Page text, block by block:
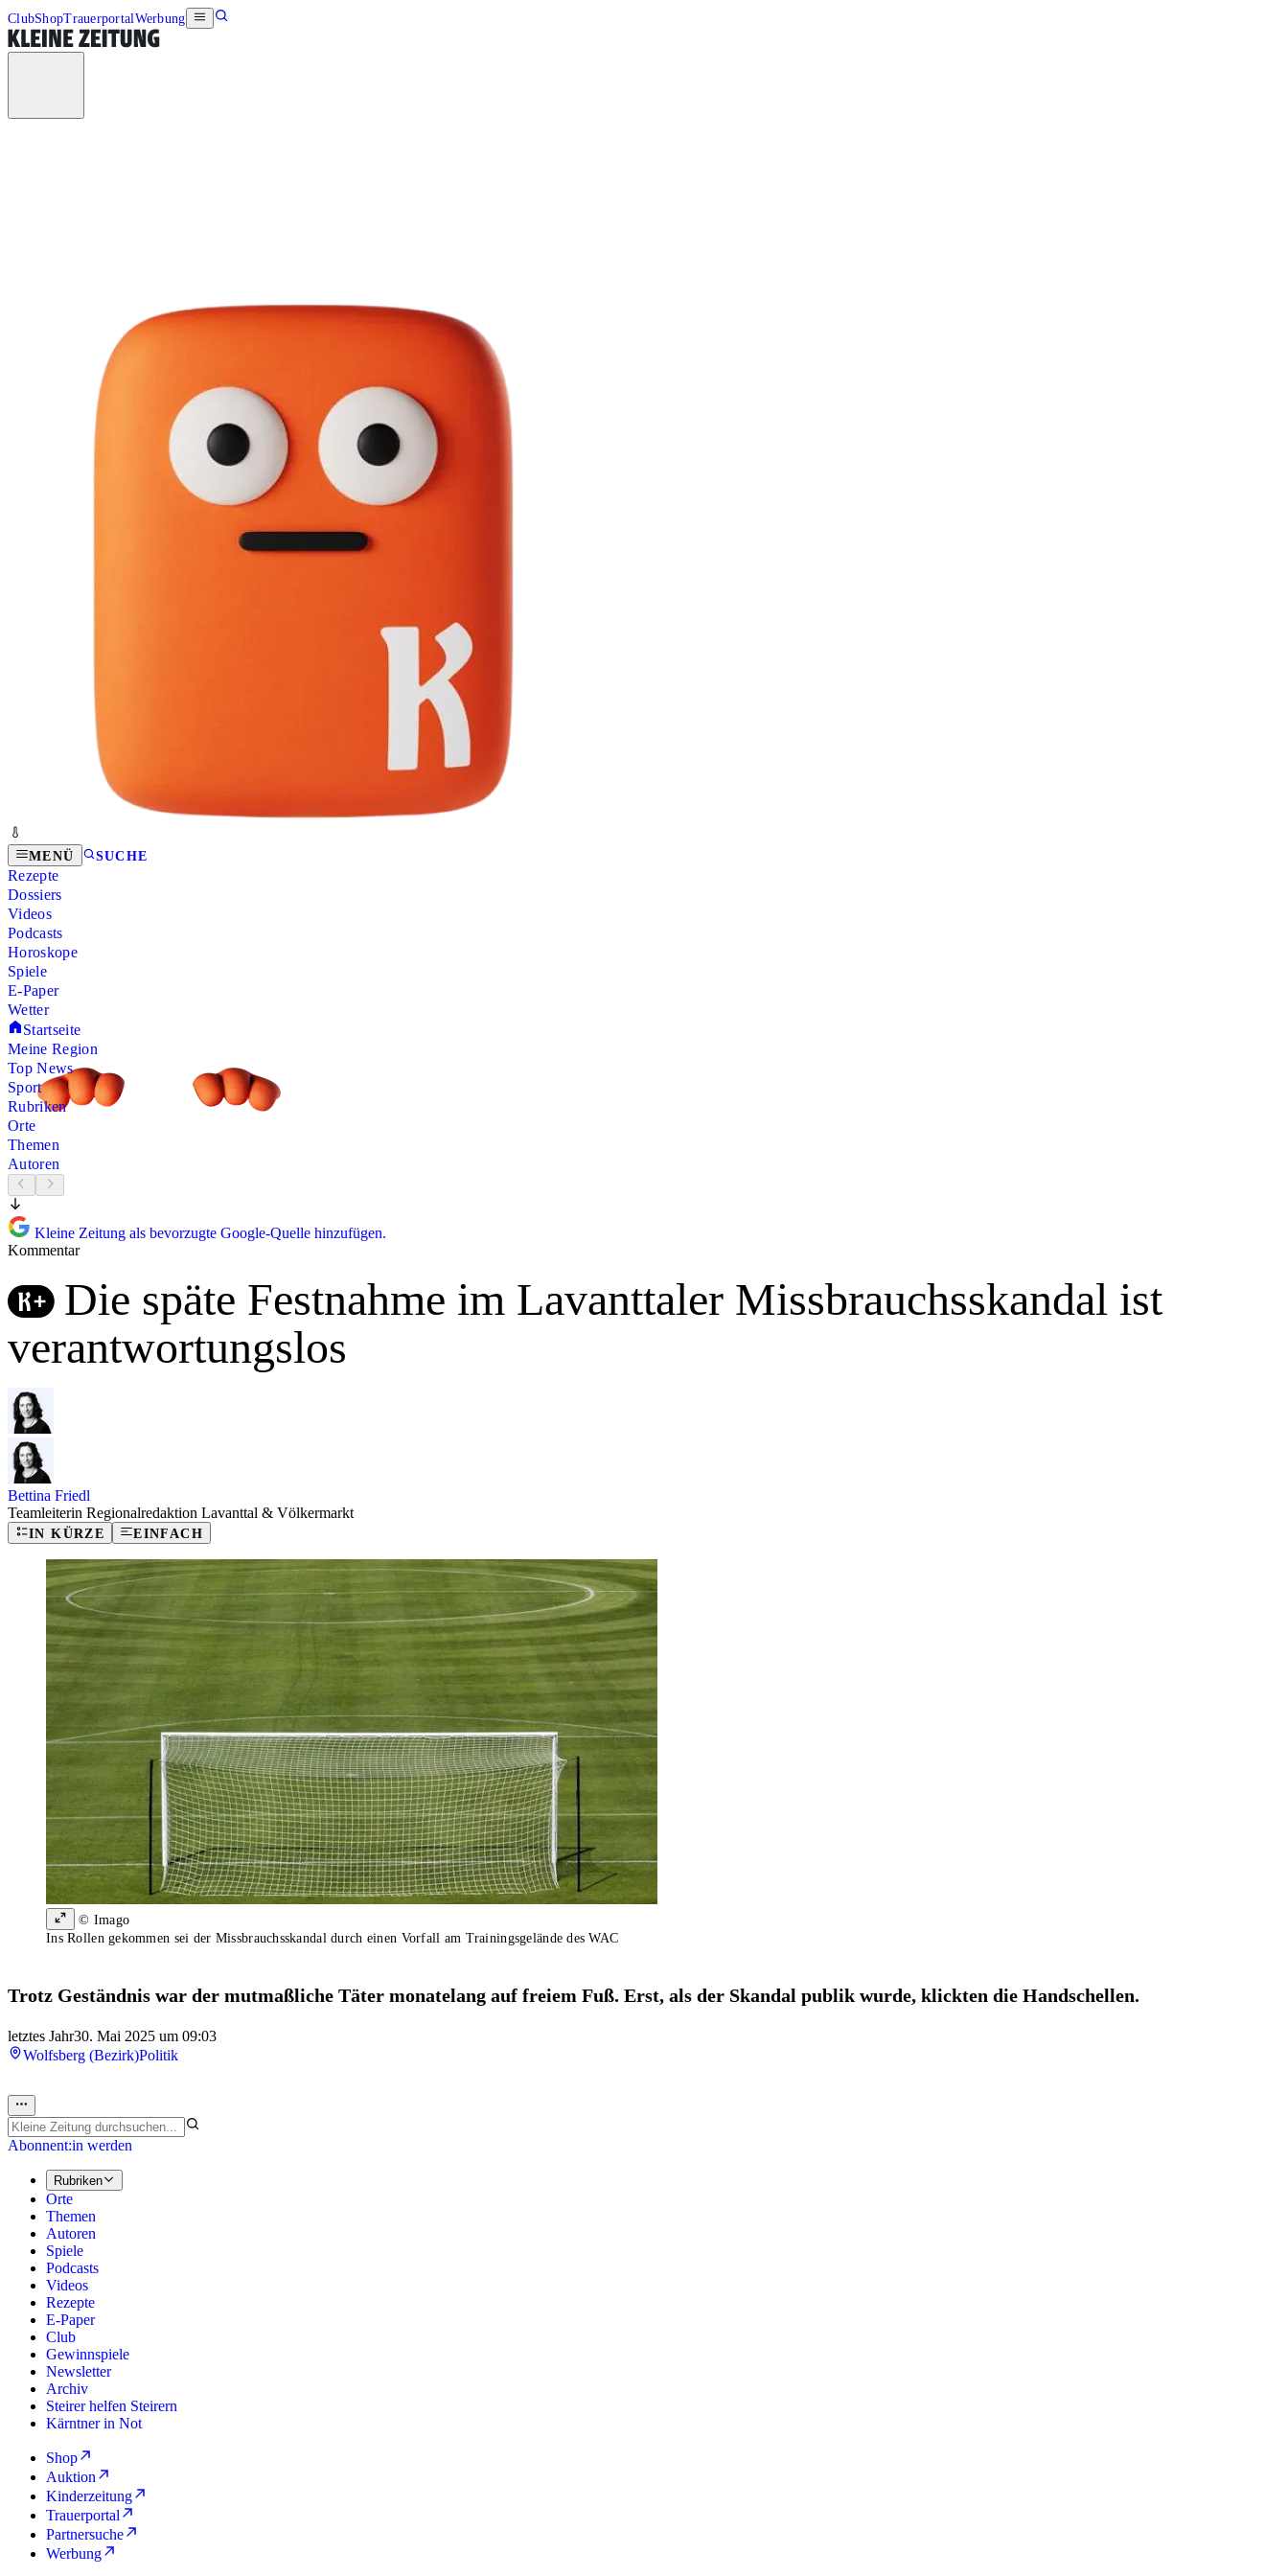
ClubShopTrauerportalWerbung
MENÜ SUCHE
Rezepte
Dossiers
Videos
Podcasts
Horoskope
Spiele
E-Paper
Wetter
Startseite
Meine Region
Top News
Sport
Rubriken
Orte
Themen
Autoren
Kleine Zeitung als bevorzugte Google-Quelle hinzufügen.
Kommentar
Die späte Festnahme im Lavanttaler Missbrauchsskandal ist
verantwortungslos
Bettina Friedl
Teamleiterin Regionalredaktion Lavanttal & Völkermarkt
IN KÜRZE EINFACH
© Imago
Ins Rollen gekommen sei der Missbrauchsskandal durch einen Vorfall am Trainingsgelände des WAC
Trotz Geständnis war der mutmaßliche Täter monatelang auf freiem Fuß. Erst, als der Skandal publik wurde, klickten die Handschellen.
letztes Jahr30. Mai 2025 um 09:03
Wolfsberg (Bezirk)Politik
Abonnent:in werden
Rubriken
Orte
Themen
Autoren
Spiele
Podcasts
Videos
Rezepte
E-Paper
Club
Gewinnspiele
Newsletter
Archiv
Steirer helfen Steirern
Kärntner in Not
Shop
Auktion
Kinderzeitung
Trauerportal
Partnersuche
Werbung